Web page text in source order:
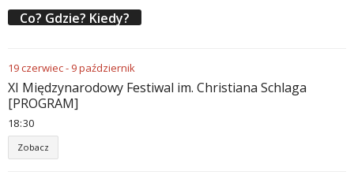
Co? Gdzie? Kiedy?
19czerwiec- 9październik
XI Międzynarodowy Festiwal im. Christiana Schlaga
[PROGRAM]
18:30
Zobacz